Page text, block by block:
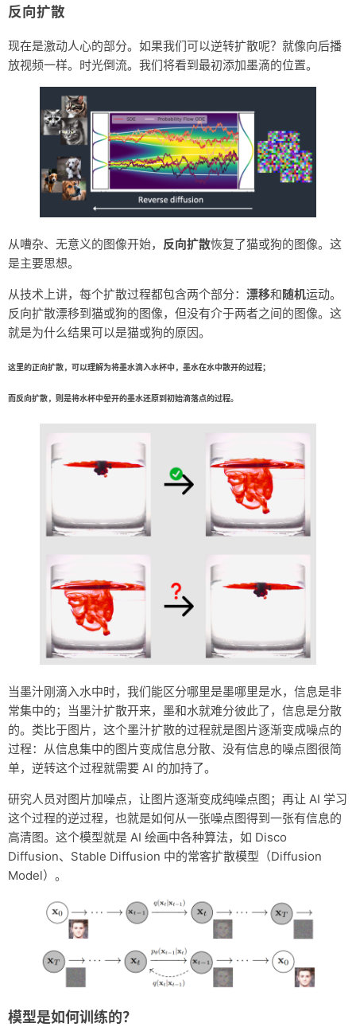
反向扩散
现在是激动人心的部分。如果我们可以逆转扩散呢？就像向后播
放视频一样。时光倒流。我们将看到最初添加墨滴的位置。
从嘈杂、无意义的图像开始， 反向扩散恢复了猫或狗的图像。这
是主要思想。
从技术上讲，每个扩散过程都包含两个部分： 漂移和随机运动。
反向扩散漂移到猫或狗的图像，但没有介于两者之间的图像。这
就是为什么结果可以是猫或狗的原因。
这里的正向扩散，可以理解为将墨水滴入水杯中，墨水在水中散开的过程；
而反向扩散，则是将水杯中晕开的墨水还原到初始滴落点的过程。
当墨汁刚滴入水中时，我们能区分哪里是墨哪里是水，信息是非
常集中的；当墨汁扩散开来，墨和水就难分彼此了，信息是分散
的。类比于图片，这个墨汁扩散的过程就是图片逐渐变成噪点的
过程：从信息集中的图片变成信息分散、没有信息的噪点图很简
单，逆转这个过程就需要 AI 的加持了。
研究人员对图片加噪点，让图片逐渐变成纯噪点图；再让 AI 学习
这个过程的逆过程，也就是如何从一张噪点图得到一张有信息的
高清图。这个模型就是 AI 绘画中各种算法，如 Disco
Diffusion、Stable Diffusion 中的常客扩散模型（Diffusion
Model）。
模型是如何训练的？